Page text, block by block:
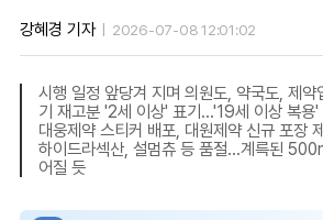
강혜경 기자 2026-07-08 12:01:02
시행 일정 앞당겨 지며 의원도, 약국도, 제약
기 재고분 '2세 이상' 표기…'19세 이상 복용'
대웅제약 스티커 배포, 대원제약 신규 포장
하이드라섹산, 설멈츄 등 품절…계륵된
어질 듯